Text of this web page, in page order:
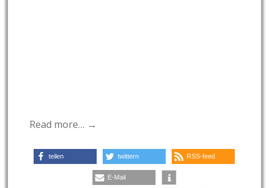
Read more… →
teilen twittern RSS-feed
E-Mail